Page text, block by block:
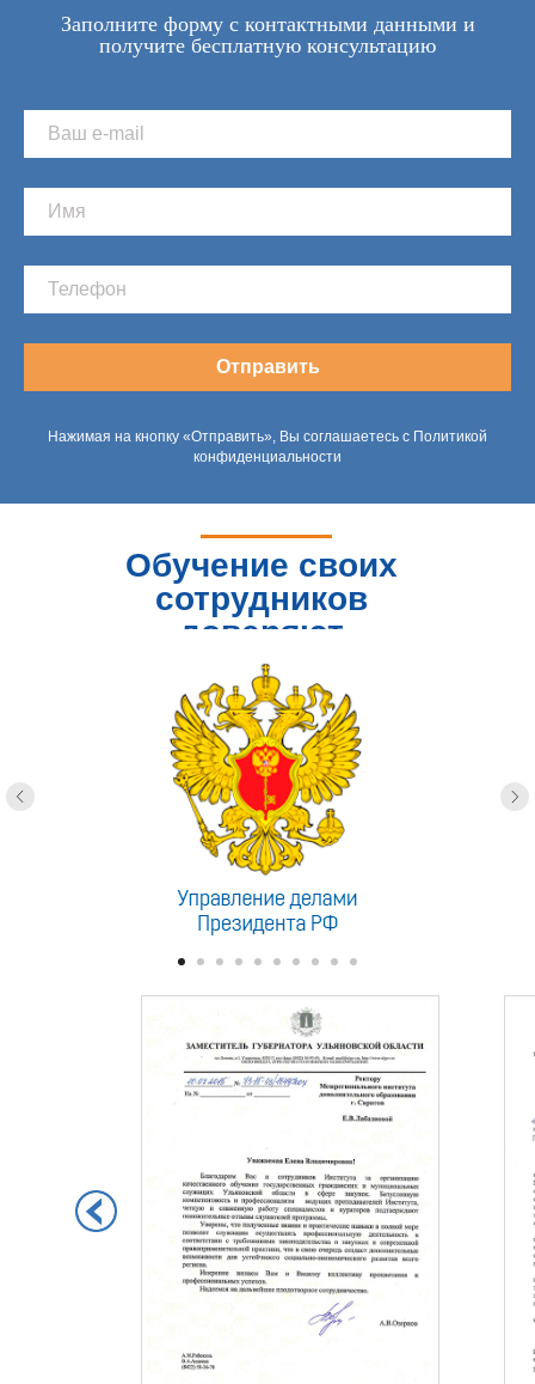
Заполните форму с контактными данными и
получите бесплатную консультацию
Отправить
Нажимая на кнопку «Отправить», Вы соглашаетесь с Политикой
конфиденциальности
Обучение своих
сотрудников
доверяют